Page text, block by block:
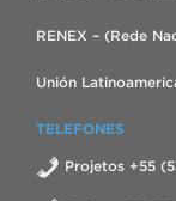
RENEX – (Rede
Unión
TELEFONES
Projetos +55